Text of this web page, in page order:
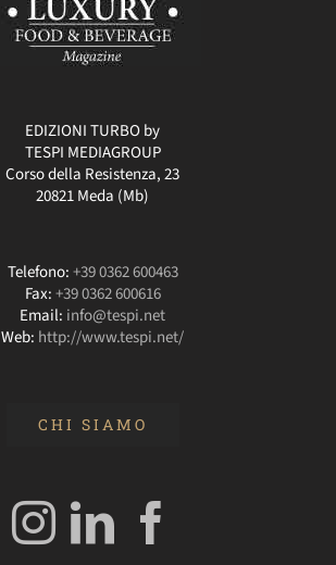
EDIZIONI TURBO by
TESPI MEDIAGROUP
Corso della Resistenza, 23
20821 Meda (Mb)
Telefono:+39 0362 600463
Fax:+39 0362 600616
Email: info@tespi.net
Web: http://www.tespi.net/
CHI SIAMO